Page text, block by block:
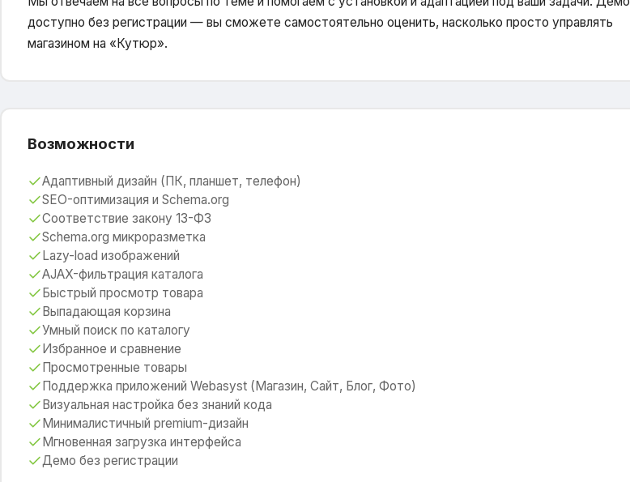
доступно без регистрации — вы сможете самостоятельно оценить, насколько просто управлять
магазином на «Кутюр».
Возможности
Адаптивный дизайн (ПК, планшет, телефон)
SEO-оптимизация и Schema.org
Соответствие закону 13-ФЗ
Schema.org микроразметка
Lazy-load изображений
AJAX-фильтрация каталога
Быстрый просмотр товара
Выпадающая корзина
Умный поиск по каталогу
Избранное и сравнение
Просмотренные товары
Поддержка приложений Webasyst (Магазин, Сайт, Блог, Фото)
Визуальная настройка без знаний кода
Минималистичный premium-дизайн
Мгновенная загрузка интерфейса
Демо без регистрации